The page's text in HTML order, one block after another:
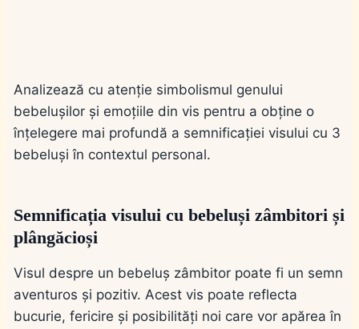
Analizează cu atenție simbolismul genului
bebelușilor și emoțiile din vis pentru a obține o
înțelegere mai profundă a semnificației visului cu 3
bebeluși în contextul personal.
Semnificația visului cu bebeluși zâmbitori și
plângăcioși
Visul despre un bebeluș zâmbitor poate fi un semn
aventuros și pozitiv. Acest vis poate reflecta
bucurie, fericire și posibilități noi care vor apărea în